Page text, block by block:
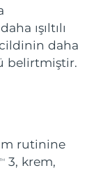
ışıltılı
daha
belirtmiştir.
rutinine
TM
3, krem,